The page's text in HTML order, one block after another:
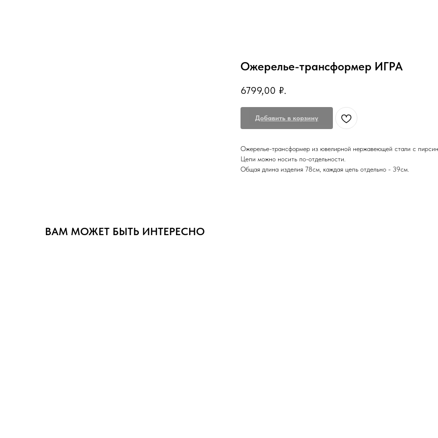
Ожерелье-трансформер ИГРА
6799,00 ₽.
Добавить в корзину
Ожерелье-трансформер из ювелирной нержавеющей стали с
Цепи можно носить по-отдельности.
Общая длина изделия 78см, каждая цепь отдельно - 39см.
ВАМ МОЖЕТ БЫТЬ ИНТЕРЕСНО